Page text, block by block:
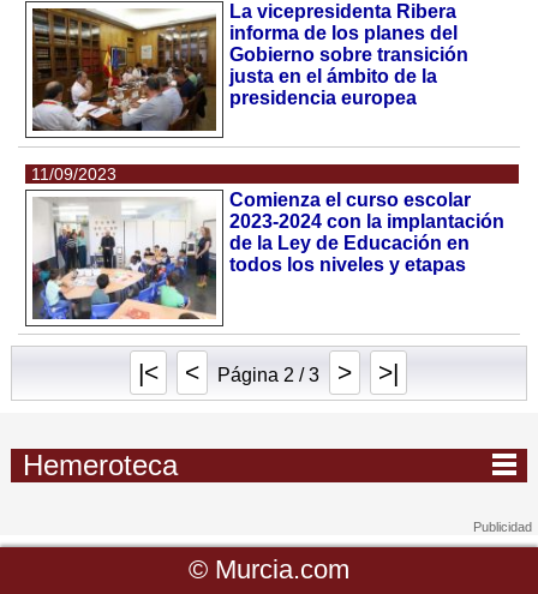
La vicepresidenta Ribera
informa de los planes del
Gobierno sobre transición
justa en el ámbito de la
presidencia europea
11/09/2023
Comienza el curso escolar
2023-2024 con la implantación
de la Ley de Educación en
todos los niveles y etapas
|< < Página 2 / 3 > >|
Hemeroteca
© Murcia.com